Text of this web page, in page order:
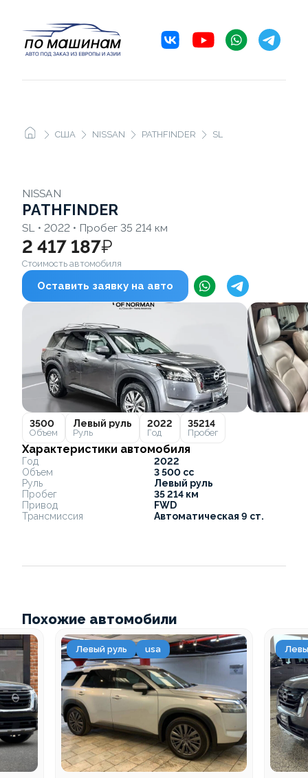
США NISSAN PATHFINDER SL
NISSAN
PATHFINDER
SL • 2022 • Пробег 35 214 км
2 417 187₽
Стоимость автомобиля
Оставить заявку на авто
3500
Объем
Левый руль
Руль
2022
Год
35214
Пробег
Характеристики автомобиля
Год
2022
Объем
3 500 cc
Руль
Левый руль
Пробег
35 214 км
Привод
FWD
Трансмиссия
Автоматическая 9 ст.
Похожие автомобили
Левый руль usa